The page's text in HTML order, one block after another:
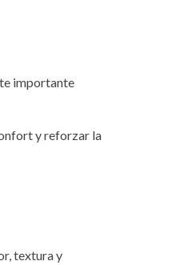
importante
y reforzar la
textura y